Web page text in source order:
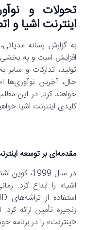
تحولات و
اینترنت اشیا و
افزایش است و به بخشی
تولید، تدارکات و
حال، آخرین نوآوری‌ها
خواهند کرد. در این
کلیدی اینترنت اشیا
مقدمه‌ای بر توسعه
در سال
اشیا» را ابداع کرد.
زنجیره تأمین ارائه
«اینترنت» را در برنامه